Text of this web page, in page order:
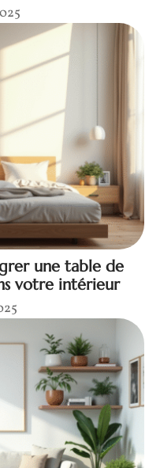
une table de
votre intérieur